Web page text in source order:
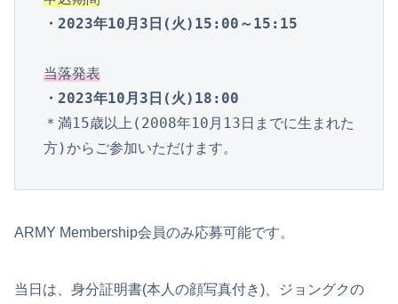
・2023年10月3日(火)15:00～15:15
当落発表
・2023年10月3日(火)18:00
＊満15歳以上(2008年10月13日までに生まれた
方)からご参加いただけます。
ARMY Membership会員のみ応募可能です。
当日は、身分証明書(本人の顔写真付き)、ジョングクの